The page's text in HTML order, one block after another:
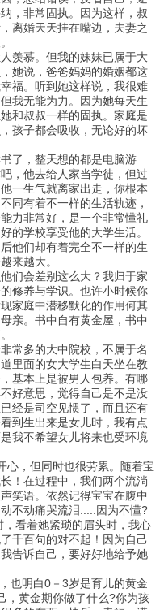
，非常固执。因为这样，叔
离婚天天挂在嘴边，夫妻之
羡慕。但我的妹妹已属于大
她说，爸爸妈妈的婚姻都这
福。听到她这样说，我很难
我无能为力。因为她每天生
和叔叔一样的固执。家庭是
孩子都会吸收，无论好的坏
了，整天想的都是电脑游
，他去给人家当学徒，但过
一生气就离家出走，你根本
同有着不一样的生活轨迹，
力非常好，是一个非常懂礼
的学校享受他的大学生活。
他们却有着完全不一样的生
来越大。
们会差别这么大？我归于家
修养与学识。也许小时候你
家庭中潜移默化的作用何其
亲。书中自有黄金屋，书中
常多的大中院校，不属于名
里面的女大学生白天坐在教
基本上是被男人包养。有哪
好意思，觉得自己是不是没
经是司空见惯了，而且还有
到生出来是女儿时，我有点
我不希望女儿将来也受环境
心，但同时也很劳累。随着宝
！在过程中，我们两个流淌
笑语。依然记得宝宝在腹中
不动痛哭流泪.....因为不懂?
看着她紧琐的眉头时，我心
千百句的对不起！因为自己
告诉自己，要好好地给予她
也明白0－3岁是育儿的黄金
，黄金期你做了什么?你为孩